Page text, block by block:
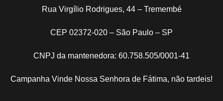
Rua Virgílio Rodrigues, 44 – Tremembé
CEP 02372-020 – São Paulo – SP
CNPJ da mantenedora: 60.758.505/0001-41
Campanha Vinde Nossa Senhora de Fátima, não tardeis!